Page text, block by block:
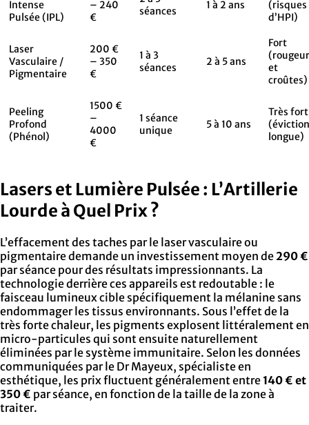
Intense
Pulsée (IPL)
– 240
€
séances
1 à 2 ans
(risques
d’HPI)
Laser
Vasculaire /
Pigmentaire
200 €
– 350
€
1 à 3
séances
2 à 5 ans
Fort
et
croûtes)
Peeling
Profond
(Phénol)
1500 €
–
4000
€
1 séance
unique
5 à 10 ans
Très fort
(éviction
longue)
Lasers et Lumière Pulsée : L’Artillerie
Lourde à Quel Prix ?
L’effacement des taches par le laser vasculaire ou
pigmentaire demande un investissement moyen de 290 €
par séance pour des résultats impressionnants. La
technologie derrière ces appareils est redoutable : le
faisceau lumineux cible spécifiquement la mélanine sans
endommager les tissus environnants. Sous l’effet de la
très forte chaleur, les pigments explosent littéralement en
micro-particules qui sont ensuite naturellement
éliminées par le système immunitaire. Selon les données
communiquées par le Dr Mayeux, spécialiste en
esthétique, les prix fluctuent généralement entre 140 € et
350 € par séance, en fonction de la taille de la zone à
traiter.